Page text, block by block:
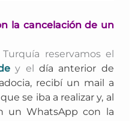
la cancelación de un
reservamos el
y el día anterior de
recibí un mail a
se iba a realizar y, al
un WhatsApp con la